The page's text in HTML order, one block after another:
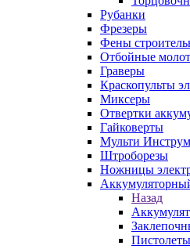
Рубанки
Фрезеры
Фены
Отбойные
Граверы
Краскопульты
Миксеры
Отвертки
Гайковерты
Мульти
Штроборезы
Ножницы
Назад